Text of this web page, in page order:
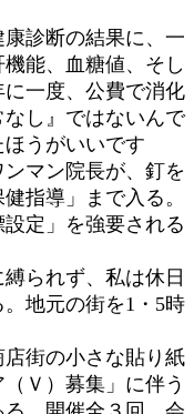
診断の結果に、一
能、血糖値、そし
一度、公費で消化
し』ではないんで
うがいいです
マン院長が、釘を
指導」まで入る。
定」を強要される
られず、私は休日
地元の街を1・5時
街の小さな貼り紙
Ｖ）募集」に伴う